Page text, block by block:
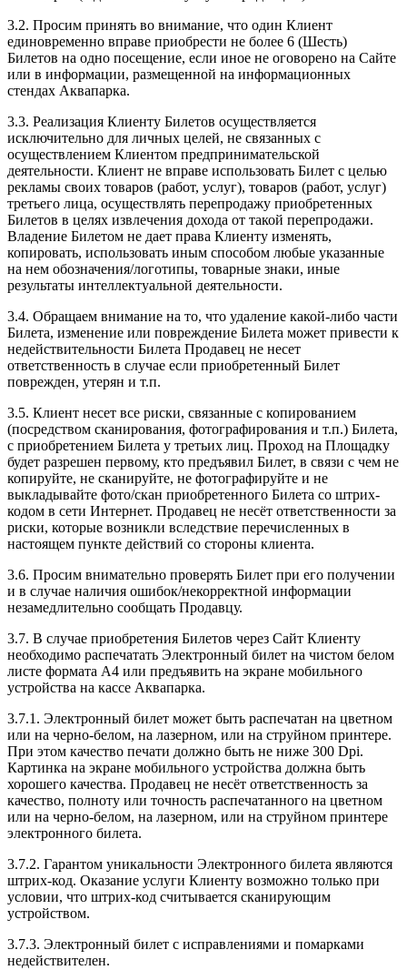
3.2. Просим принять во внимание, что один Клиент
единовременно вправе приобрести не более 6 (Шесть)
Билетов на одно посещение, если иное не оговорено на Сайте
или в информации, размещенной на информационных
стендах Аквапарка.
3.3. Реализация Клиенту Билетов осуществляется
исключительно для личных целей, не связанных с
осуществлением Клиентом предпринимательской
деятельности. Клиент не вправе использовать Билет с целью
рекламы своих товаров (работ, услуг), товаров (работ, услуг)
третьего лица, осуществлять перепродажу приобретенных
Билетов в целях извлечения дохода от такой перепродажи.
Владение Билетом не дает права Клиенту изменять,
копировать, использовать иным способом любые указанные
на нем обозначения/логотипы, товарные знаки, иные
результаты интеллектуальной деятельности.
3.4. Обращаем внимание на то, что удаление какой-либо части
Билета, изменение или повреждение Билета может привести к
недействительности Билета Продавец не несет
ответственность в случае если приобретенный Билет
поврежден, утерян и т.п.
3.5. Клиент несет все риски, связанные с копированием
(посредством сканирования, фотографирования и т.п.) Билета,
с приобретением Билета у третьих лиц. Проход на Площадку
будет разрешен первому, кто предъявил Билет, в связи с чем не
копируйте, не сканируйте, не фотографируйте и не
выкладывайте фото/скан приобретенного Билета со штрих-
кодом в сети Интернет. Продавец не несёт ответственности за
риски, которые возникли вследствие перечисленных в
настоящем пункте действий со стороны клиента.
3.6. Просим внимательно проверять Билет при его получении
и в случае наличия ошибок/некорректной информации
незамедлительно сообщать Продавцу.
3.7. В случае приобретения Билетов через Сайт Клиенту
необходимо распечатать Электронный билет на чистом белом
листе формата А4 или предъявить на экране мобильного
устройства на кассе Аквапарка.
3.7.1. Электронный билет может быть распечатан на цветном
или на черно-белом, на лазерном, или на струйном принтере.
При этом качество печати должно быть не ниже 300 Dpi.
Картинка на экране мобильного устройства должна быть
хорошего качества. Продавец не несёт ответственность за
качество, полноту или точность распечатанного на цветном
или на черно-белом, на лазерном, или на струйном принтере
электронного билета.
3.7.2. Гарантом уникальности Электронного билета являются
штрих-код. Оказание услуги Клиенту возможно только при
условии, что штрих-код считывается сканирующим
устройством.
3.7.3. Электронный билет с исправлениями и помарками
недействителен.